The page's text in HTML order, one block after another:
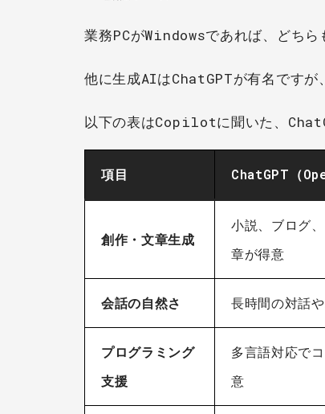
業務PCがWindowsであれば、どちら
他に生成AIはChatGPTが有名です
以下の表はCopilotに聞いた、
項目 ChatGPT（
創作・文章生成
小説、ブログ
章が得意
会話の自然さ 長時間の対話
プログラミング
支援
多言語対応で
意